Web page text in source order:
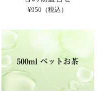
¥950（税込）